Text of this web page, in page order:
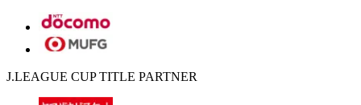
J.LEAGUE CUP TITLE PARTNER